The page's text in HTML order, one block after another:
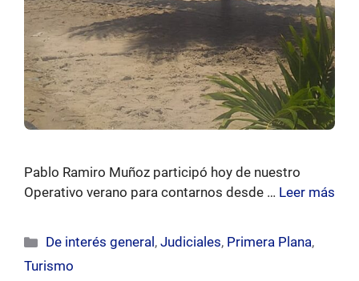
Pablo Ramiro Muñoz participó hoy de nuestro
Operativo verano para contarnos desde … Leer más
Categorías
De interés general ,Judiciales, Primera Plana,
Turismo